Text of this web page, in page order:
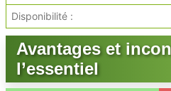
Disponibilité :
Avantages et
l’essentiel